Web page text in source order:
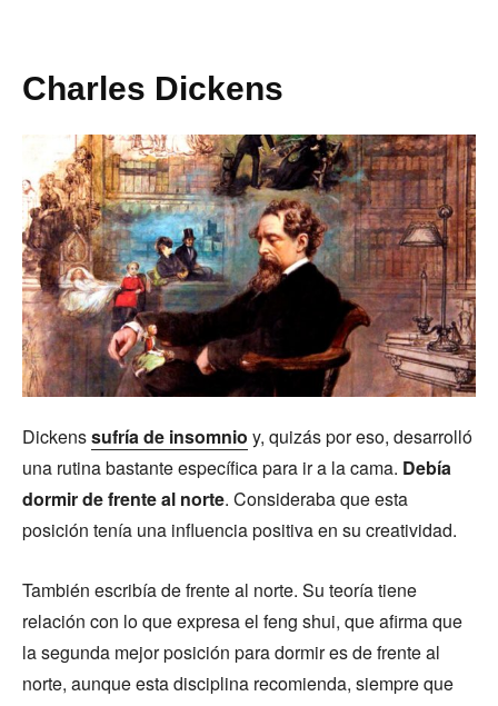
Charles Dickens
Dickenssufría de insomnio y, quizás por eso, desarrolló
una rutina bastante específica para ir a la cama. Debía
dormir de frente al norte. Consideraba que esta
posición tenía una influencia positiva en su creatividad.
También escribía de frente al norte. Su teoría tiene
relación con lo que expresa el feng shui, que afirma que
la segunda mejor posición para dormir es de frente al
norte, aunque esta disciplina recomienda, siempre que